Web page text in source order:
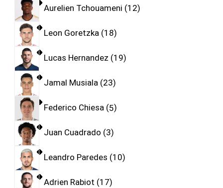
Aurelien Tchouameni 12
Leon Goretzka 18
Lucas Hernandez 19
Jamal Musiala 23
Federico Chiesa 5
Juan Cuadrado 3
Leandro Paredes 10
Adrien Rabiot 17